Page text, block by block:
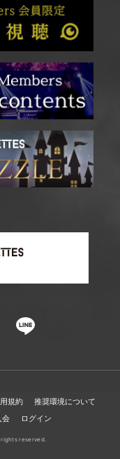
規約
推奨環境について
会 ログイン
rights reserved.